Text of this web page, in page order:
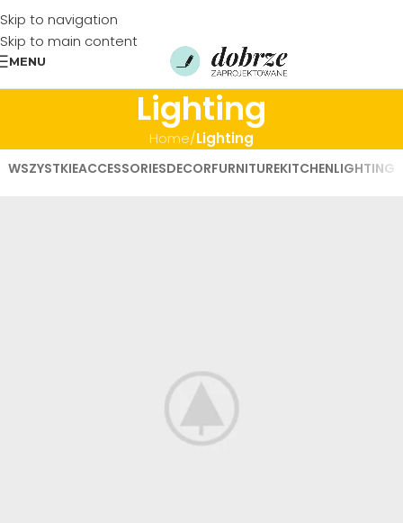
Skip to navigation
Skip to main content
MENU
Lighting
Home/Lighting
WSZYSTKIEACCESSORIESDECORFURNITUREKITCHENLIGHTING